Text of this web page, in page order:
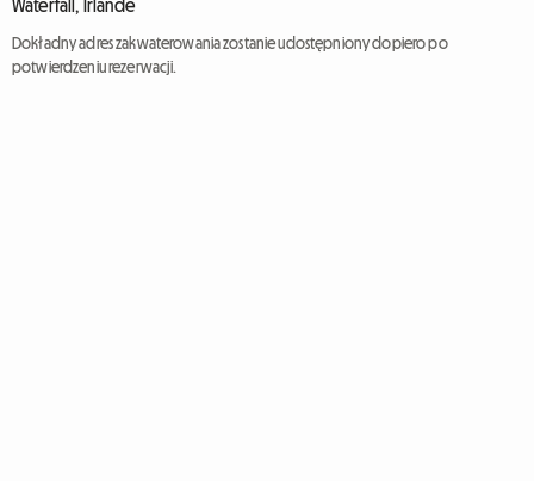
Waterfall, Irlande
Dokładny adres zakwaterowania zostanie udostępniony dopiero po
potwierdzeniu rezerwacji.